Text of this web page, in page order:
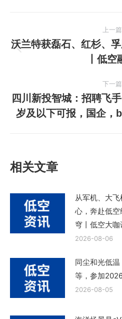
章
航
上一篇
上
一
篇
文
章
沃兰特获磊石、红杉、
丨低空
下一篇
下
一
四川新投智城：招聘飞
岁及以下可报，国企，
相关文章
从军机、大
心，奔赴低
穹丨低空大咖
2026-08-06
同尘和光低温
等，参加
2026-08-05